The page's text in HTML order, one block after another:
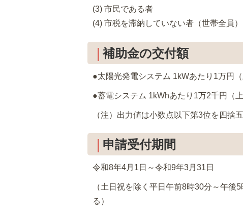
(3) 市民である者
(4) 市税を滞納していない者（世帯全員）
補助金の交付額
●太陽光発電システム 1kWあたり1万円（
●蓄電システム 1kWhあたり1万2千円（上
（注）出力値は小数点以下第3位を四捨
申請受付期間
令和8年4月1日～令和9年3月31日
（土日祝を除く平日午前8時30分～午
る）